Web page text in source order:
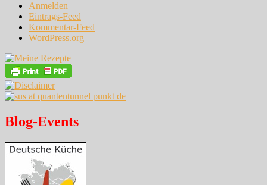
Anmelden
Eintrags-Feed
Kommentar-Feed
WordPress.org
Blog-Events